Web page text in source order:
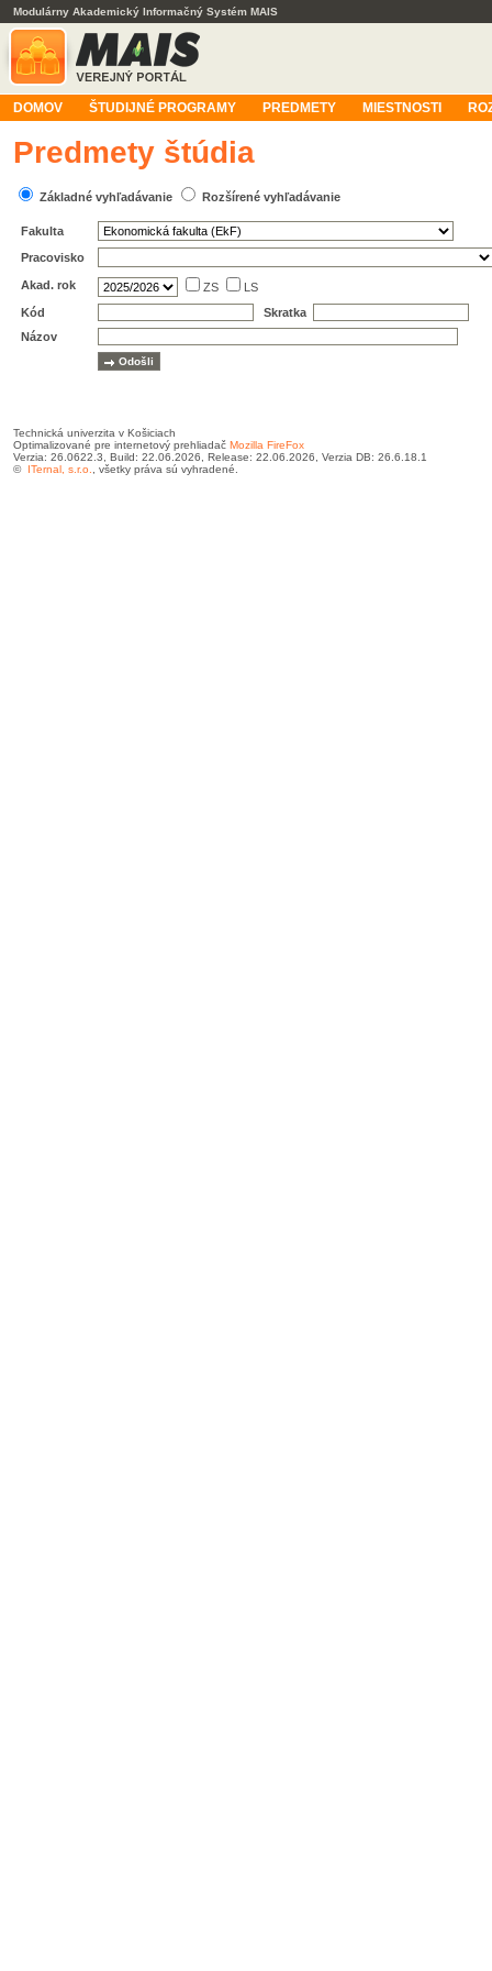
Modulárny Akademický Informačný Systém MAIS
DOMOV ŠTUDIJNÉ PROGRAMY PREDMETY MIESTNOSTI
Predmety štúdia
Základné vyhľadávanie Rozšírené vyhľadávanie
Fakulta
Pracovisko
Akad. rok ZS
LS
Kód
Skratka
Názov
Technická univerzita v Košiciach
Optimalizované pre internetový prehliadač Mozilla FireFox
Verzia: 26.0622.3, Build: 22.06.2026, Release: 22.06.2026, Verzia DB: 26.6.18.1
© ITernal, s.r.o. , všetky práva sú vyhradené.